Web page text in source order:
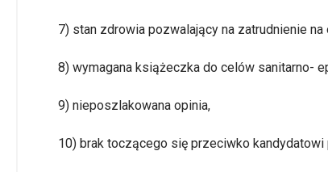
7) stan zdrowia pozwalający na zatrudnienie
8) wymagana książeczka do celów sanitarno-
9) nieposzlakowana opinia,
10) brak toczącego się przeciwko kandydatowi